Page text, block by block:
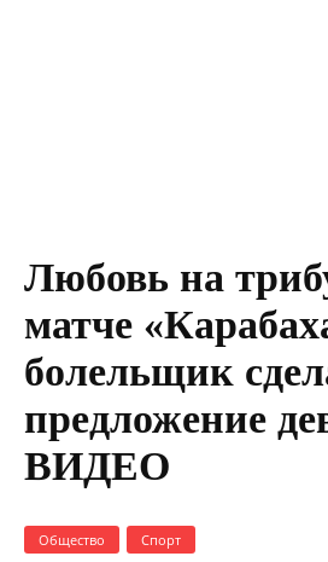
Любовь на
матче
болельщик
предложение
ВИДЕО
Общество Спорт